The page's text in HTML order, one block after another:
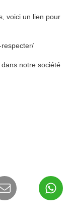
voici un lien pour
notre société